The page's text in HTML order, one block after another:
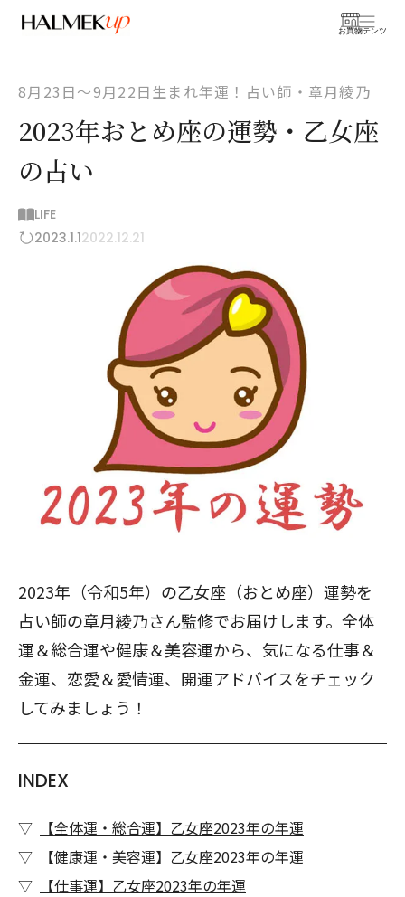
お買物
コンテンツ
8月23日〜9月22日生まれ年運！占い師・章月綾乃
2023年おとめ座の運勢・乙女座
の占い
LIFE
2023.1.12022.12.21
2023年（令和5年）の乙女座（おとめ座）運勢を
占い師の章月綾乃さん監修でお届けします。全体
運＆総合運や健康＆美容運から、気になる仕事＆
金運、恋愛＆愛情運、開運アドバイスをチェック
してみましょう！
INDEX
【全体運・総合運】乙女座2023年の年運
【健康運・美容運】乙女座2023年の年運
【仕事運】乙女座2023年の年運